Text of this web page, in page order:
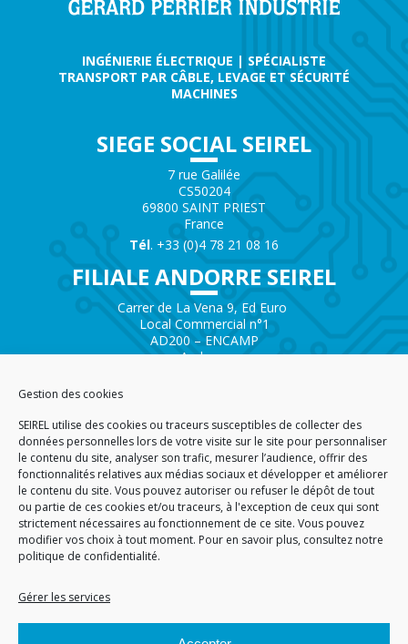
Gestion des cookies
SEIREL utilise des cookies ou traceurs susceptibles de collecter des
données personnelles lors de votre visite sur le site pour personnaliser
le contenu du site, analyser son trafic, mesurer l’audience, offrir des
fonctionnalités relatives aux médias sociaux et développer et améliorer
le contenu du site. Vous pouvez autoriser ou refuser le dépôt de tout
ou partie de ces cookies et/ou traceurs, à l'exception de ceux qui sont
strictement nécessaires au fonctionnement de ce site. Vous pouvez
modifier vos choix à tout moment. Pour en savoir plus, consultez notre
politique de confidentialité.
Gérer les services
INGÉNIERIE ÉLECTRIQUE | SPÉCIALISTE
TRANSPORT PAR CÂBLE, LEVAGE ET SÉCURITÉ
MACHINES
SIEGE SOCIAL SEIREL
7 rue Galilée
CS50204
69800 SAINT PRIEST
France
Tél. +33 (0)4 78 21 08 16
FILIALE ANDORRE SEIREL
Carrer de La Vena 9, Ed Euro
Local Commercial n°1
AD200 – ENCAMP
Andorra
Immeuble 3D
81 Rue de la Petite Eau
73290 LA MOTTE SERVOLEX
ACCUEIL